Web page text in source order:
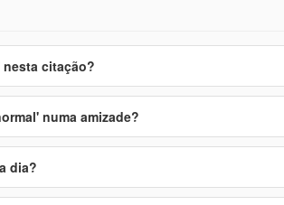
citação?
numa amizade?
dia?